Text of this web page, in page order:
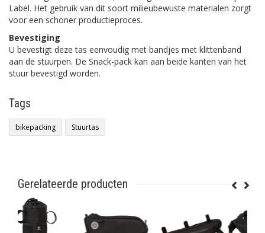
Label. Het gebruik van dit soort milieubewuste materialen zorgt
voor een schoner productieproces.
Bevestiging
U bevestigt deze tas eenvoudig met bandjes met klittenband
aan de stuurpen. De Snack-pack kan aan beide kanten van het
stuur bevestigd worden.
Tags
bikepacking Stuurtas
Gerelateerde producten